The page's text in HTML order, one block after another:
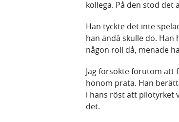
kollega. På den stod det
Han tyckte det inte
han ändå skulle dö. Han
någon roll då, menade
Jag försökte förutom att
honom prata. Han
i hans röst att pilotyrket
det.